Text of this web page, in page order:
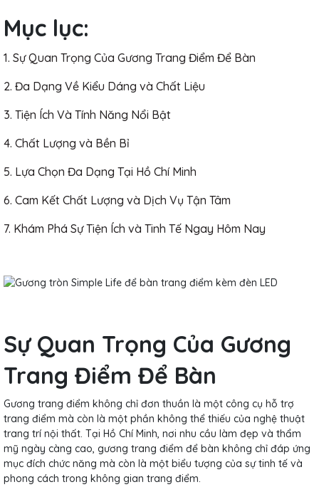
Mục lục:
1. Sự Quan Trọng Của Gương Trang Điểm Để Bàn
2. Đa Dạng Về Kiểu Dáng và Chất Liệu
3. Tiện Ích Và Tính Năng Nổi Bật
4. Chất Lượng và Bền Bỉ
5. Lựa Chọn Đa Dạng Tại Hồ Chí Minh
6. Cam Kết Chất Lượng và Dịch Vụ Tận Tâm
7. Khám Phá Sự Tiện Ích và Tinh Tế Ngay Hôm Nay
Sự Quan Trọng Của Gương
Trang Điểm Để Bàn
Gương trang điểm không chỉ đơn thuần là một công cụ hỗ trợ
trang điểm mà còn là một phần không thể thiếu của nghệ thuật
trang trí nội thất. Tại Hồ Chí Minh, nơi nhu cầu làm đẹp và thẩm
mỹ ngày càng cao, gương trang điểm để bàn không chỉ đáp ứng
mục đích chức năng mà còn là một biểu tượng của sự tinh tế và
phong cách trong không gian trang điểm.